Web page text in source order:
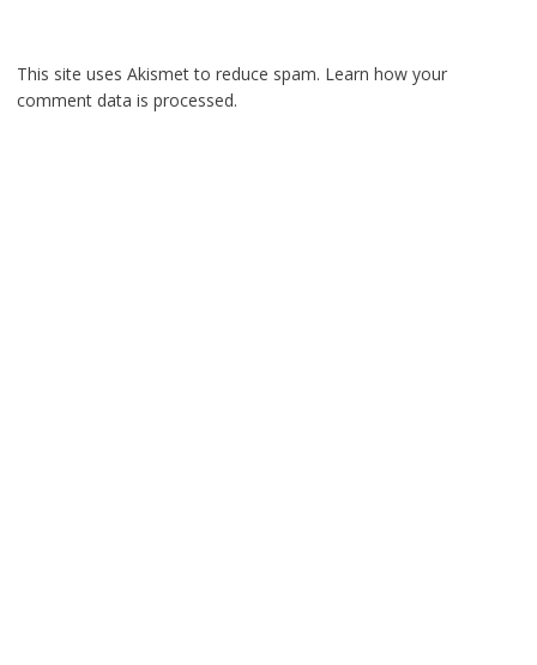
This site uses Akismet to reduce spam. Learn how your
comment data is processed.